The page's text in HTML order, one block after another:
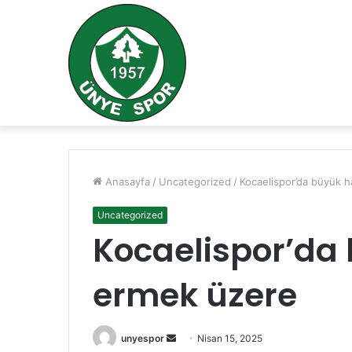
Anasayfa / Uncategorized / Kocaelispor’da büyük
Uncategorized
ermek üzere
unyespor
Bir
Nisan 15, 2025